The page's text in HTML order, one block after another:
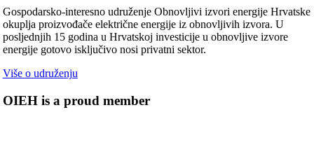
Gospodarsko-interesno udruženje Obnovljivi izvori energije Hrvatske
okuplja proizvođače električne energije iz obnovljivih izvora. U
posljednjih 15 godina u Hrvatskoj investicije u obnovljive izvore
energije gotovo isključivo nosi privatni sektor.
Više o udruženju
OIEH is a proud member